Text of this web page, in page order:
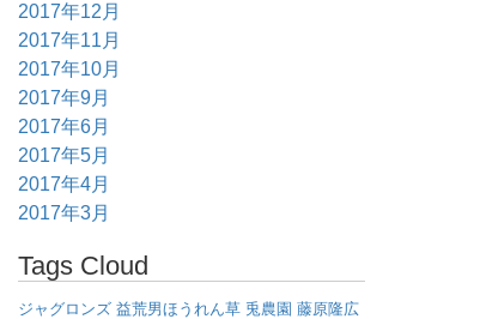
2017年12月
2017年11月
2017年10月
2017年9月
2017年6月
2017年5月
2017年4月
2017年3月
Tags Cloud
ジャグロンズ 益荒男ほうれん草 兎農園 藤原隆広